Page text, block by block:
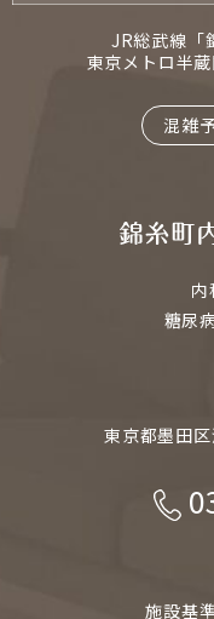
JR総武線「
東京メトロ半
混雑
内
糖尿
東京都墨田
施設基